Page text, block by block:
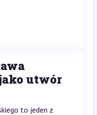
utwór
to jeden z